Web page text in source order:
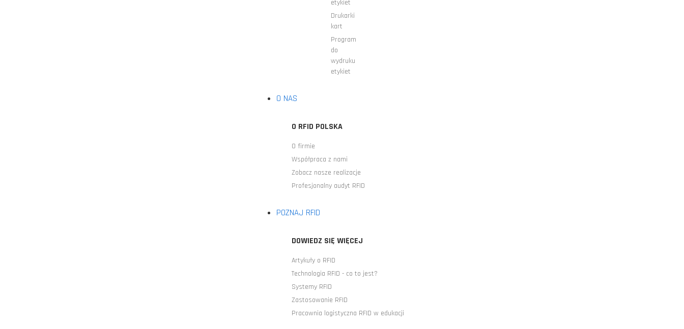
etykiet
Drukarki
kart
Program
do
wydruku
etykiet
O NAS
O RFID POLSKA
O firmie
Współpraca z nami
Zobacz nasze realizacje
Profesjonalny audyt RFID
POZNAJ RFID
DOWIEDZ SIĘ WIĘCEJ
Artykuły o RFID
Technologia RFID - co to jest?
Systemy RFID
Zastosowanie RFID
Pracownia logistyczna RFID w edukacji